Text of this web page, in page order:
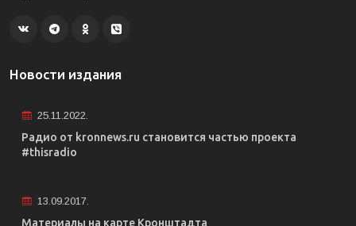
Новости издания
25.11.2022.
Радио от kronnews.ru становится частью проекта
#thisradio
13.09.2017.
Материалы на карте Кронштадта